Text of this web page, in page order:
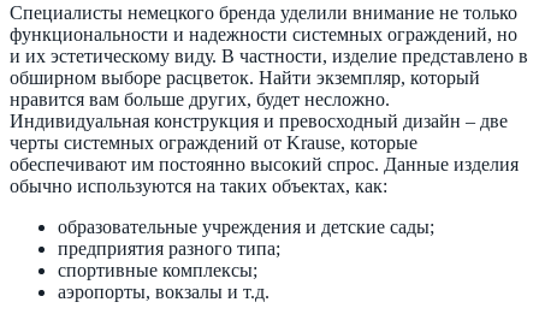
Специалисты немецкого бренда уделили внимание не только
функциональности и надежности системных ограждений, но
и их эстетическому виду. В частности, изделие представлено в
обширном выборе расцветок. Найти экземпляр, который
нравится вам больше других, будет несложно.
Индивидуальная конструкция и превосходный дизайн – две
черты системных ограждений от Krause, которые
обеспечивают им постоянно высокий спрос. Данные изделия
обычно используются на таких объектах, как:
образовательные учреждения и детские сады;
предприятия разного типа;
спортивные комплексы;
аэропорты, вокзалы и т.д.